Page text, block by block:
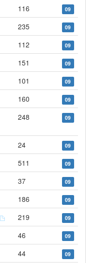
116 09
235 09
112 09
151 09
101 09
160 09
248 09
24 09
511 09
37 09
186 09
219 09
46 09
44 09